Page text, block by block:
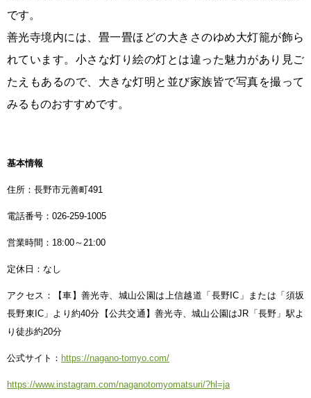
です。
善光寺境内には、畳一畳ほどの大きさのゆめ大灯籠が飾ら
れています。小さな灯り絵の灯とは違った魅力があり見ご
たえもあるので、大きな灯明と並び家族皆で写真を撮って
みるものおすすめです。
基本情報
住所：長野市元善町491
電話番号：026-259-1005
営業時間：18:00～21:00
定休日：なし
アクセス：【車】善光寺、城山公園は上信越道「長野IC」または「須坂
長野東IC」より約40分【公共交通】善光寺、城山公園はJR「長野」駅よ
り徒歩約20分
公式サイト： https://nagano-tomyo.com/
https://www.instagram.com/naganotomyomatsuri/?hl=ja